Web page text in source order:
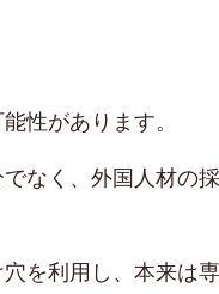
性があります。
なく、外国人材の
を利用し、本来は